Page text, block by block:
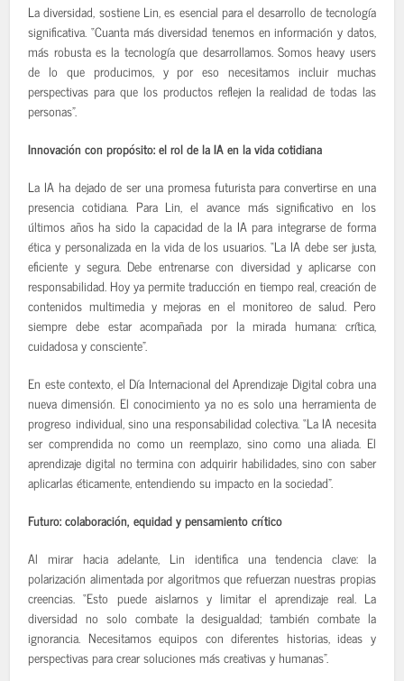
La diversidad, sostiene Lin, es esencial para el desarrollo de tecnología
significativa. “Cuanta más diversidad tenemos en información y datos,
más robusta es la tecnología que desarrollamos. Somos heavy users
de lo que producimos, y por eso necesitamos incluir muchas
perspectivas para que los productos reflejen la realidad de todas las
personas”.
Innovación con propósito: el rol de la IA en la vida cotidiana
La IA ha dejado de ser una promesa futurista para convertirse en una
presencia cotidiana. Para Lin, el avance más significativo en los
últimos años ha sido la capacidad de la IA para integrarse de forma
ética y personalizada en la vida de los usuarios. “La IA debe ser justa,
eficiente y segura. Debe entrenarse con diversidad y aplicarse con
responsabilidad. Hoy ya permite traducción en tiempo real, creación de
contenidos multimedia y mejoras en el monitoreo de salud. Pero
siempre debe estar acompañada por la mirada humana: crítica,
cuidadosa y consciente”.
En este contexto, el Día Internacional del Aprendizaje Digital cobra una
nueva dimensión. El conocimiento ya no es solo una herramienta de
progreso individual, sino una responsabilidad colectiva. “La IA necesita
ser comprendida no como un reemplazo, sino como una aliada. El
aprendizaje digital no termina con adquirir habilidades, sino con saber
aplicarlas éticamente, entendiendo su impacto en la sociedad”.
Futuro: colaboración, equidad y pensamiento crítico
Al mirar hacia adelante, Lin identifica una tendencia clave: la
polarización alimentada por algoritmos que refuerzan nuestras propias
creencias. “Esto puede aislarnos y limitar el aprendizaje real. La
diversidad no solo combate la desigualdad; también combate la
ignorancia. Necesitamos equipos con diferentes historias, ideas y
perspectivas para crear soluciones más creativas y humanas”.